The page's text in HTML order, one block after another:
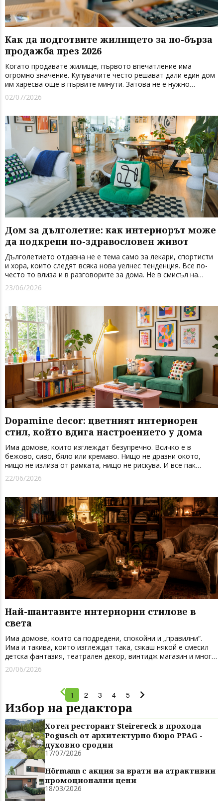
Как да подготвите жилището за по-бърза
продажба през 2026
Когато продавате жилище, първото впечатление има
огромно значение. Купувачите често решават дали един дом
им харесва още в първите минути. Затова не е нужно
непременно да правите скъп ремонт, за да направите имота
по-привлекателен. Понякога най-ефективни са малките,
02/07/2026
Дом за дълголетие: как интериорът може
да подкрепи по-здравословен живот
Дълголетието отдавна не е тема само за лекари, спортисти
и хора, които следят всяка нова уелнес тенденция. Все по-
често то влиза и в разговорите за дома. Не в смисъл на
обещание за вечен живот, а като нов начин да мислим за
пространството, в което прекарваме голяма част от
23/06/2026
Dopamine decor: цветният интериорен
стил, който вдига настроението у дома
Има домове, които изглеждат безупречно. Всичко е в
бежово, сиво, бяло или кремаво. Нищо не дразни окото,
нищо не излиза от рамката, нищо не рискува. И все пак
понякога точно в такива домове липсва най-важното -
настроение. Dopamine decor е пълната противоположност
22/06/2026
Най-шантавите интериорни стилове в
света
Има домове, които са подредени, спокойни и „правилни“.
Има и такива, които изглеждат така, сякаш някой е смесил
детска фантазия, театрален декор, винтидж магазин и много
смелост. Точно за тях е тази статия. В последните години
интериорният дизайн все по-често бяга от стерил...
20/06/2026
1 2 3 4 5
Избор на редактора
Хотел ресторант Steirereck в прохода
Pogusch от архитектурно бюро PPAG -
духовно сродни
17/07/2026
Hörmann с акция за врати на атрактивни
промоционални цени
18/03/2026